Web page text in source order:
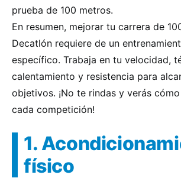
prueba de 100 metros.
En resumen, mejorar tu carrera de
Decatlón requiere de un
específico. Trabaja en tu velocidad,
calentamiento y resistencia para
objetivos. ¡No te rindas y verás
cada competición!
1.
físico